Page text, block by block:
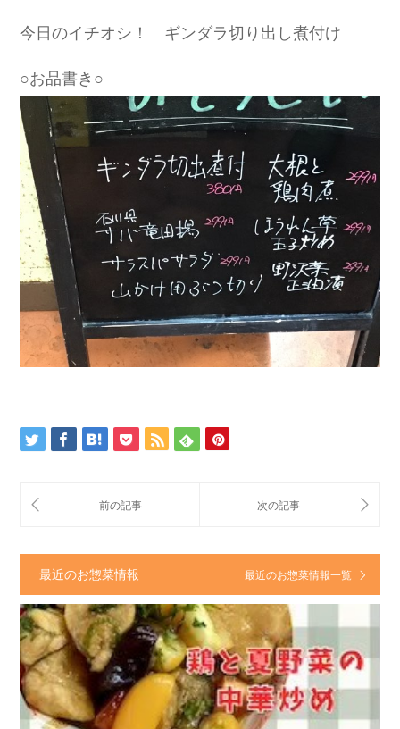
今日のイチオシ！ ギンダラ切り出し煮付け
○お品書き○
最近のお惣菜情報 最近のお惣菜情報一覧